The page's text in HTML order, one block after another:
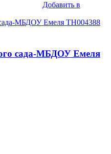
Добавить в
сада-МБДОУ Емеля